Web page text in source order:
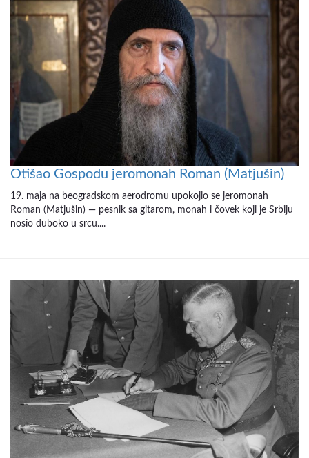
Otišao Gospodu jeromonah Roman (Matjušin)
19. maja na beogradskom aerodromu upokojio se jeromonah
Roman (Matjušin) — pesnik sa gitarom, monah i čovek koji je Srbiju
nosio duboko u srcu....